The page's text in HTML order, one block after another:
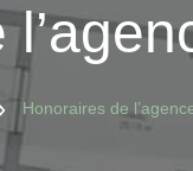
Honoraires de